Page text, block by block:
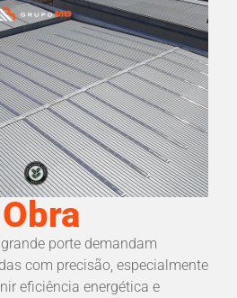
porte demandam
com precisão, especialmente
eficiência energética e